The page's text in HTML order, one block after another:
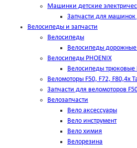
Машинки детские
Запчасти для машинок
Велосипеды и запчасти
Велосипеды
Велосипеды
Велосипеды PHOENIX
Велосипеды трюковые
Веломоторы F50, F72, F80,4х
Запчасти для веломоторов
Велозапчасти
Вело аксессуары
Вело инструмент
Вело химия
Велорезина